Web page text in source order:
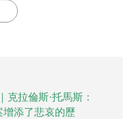
克拉倫斯·托馬斯：
增添了悲哀的歷